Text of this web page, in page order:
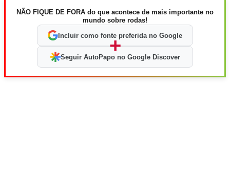
NÃO FIQUE DE FORA do que acontece de mais importante no
mundo sobre rodas!
Incluir como fonte preferida no Google
+
Seguir AutoPapo no Google Discover